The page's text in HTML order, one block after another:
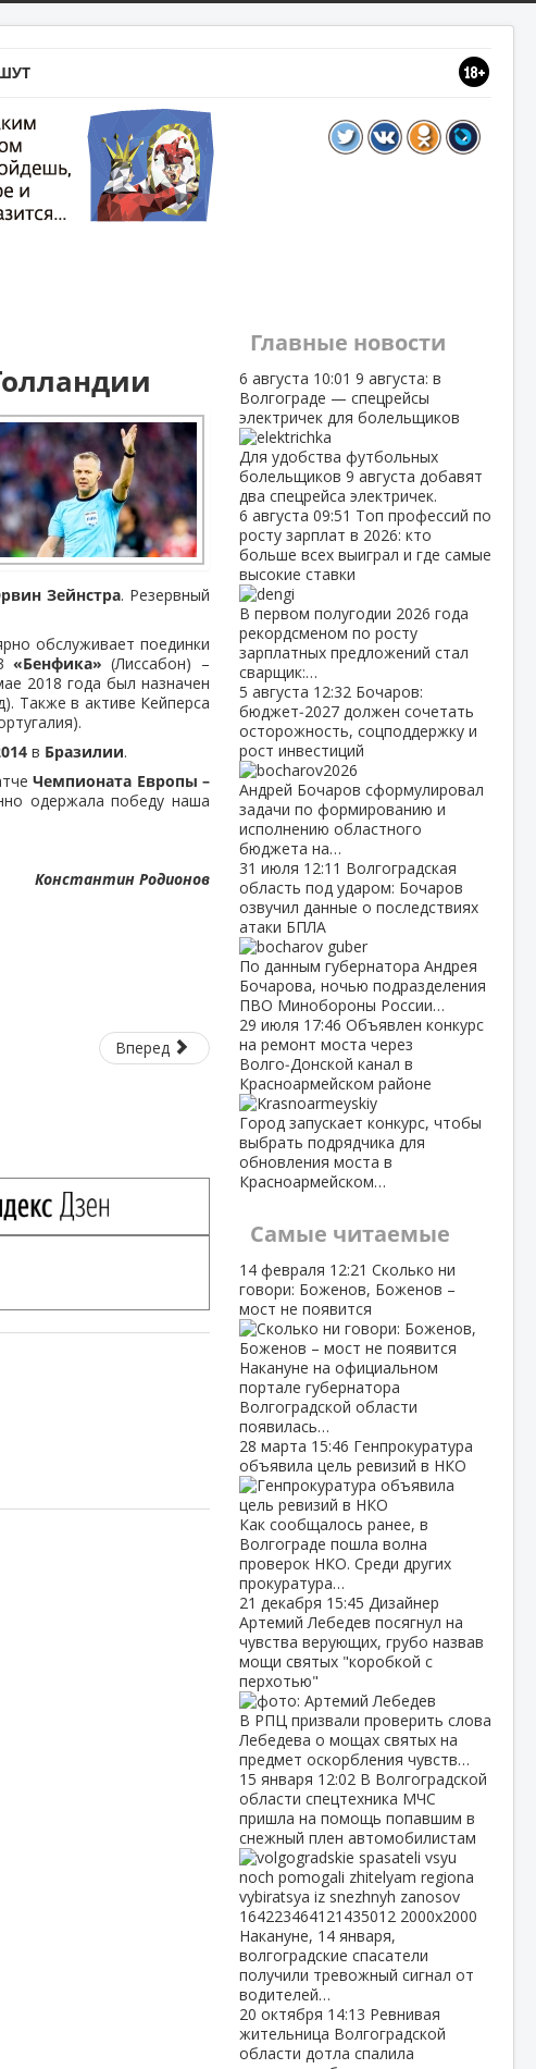
Зейнстра. Резервный
обслуживает поединки
«Бенфика» (Лиссабон) –
2018 года был назначен
Также в активе Кейперса
в Бразилии.
Чемпионата Европы –
одержала победу наша
Константин Родионов
Вперед
Главные новости
6 августа 10:01 9 августа: в
Волгограде — спецрейсы
электричек для болельщиков
Для удобства футбольных
болельщиков 9 августа добавят
два спецрейса электричек.
6 августа 09:51 Топ профессий по
росту зарплат в 2026: кто
больше всех выиграл и где самые
высокие ставки
В первом полугодии 2026 года
рекордсменом по росту
зарплатных предложений стал
сварщик:…
5 августа 12:32 Бочаров:
бюджет‑2027 должен сочетать
осторожность, соцподдержку и
рост инвестиций
Андрей Бочаров сформулировал
задачи по формированию и
исполнению областного
бюджета на…
31 июля 12:11 Волгоградская
область под ударом: Бочаров
озвучил данные о последствиях
атаки БПЛА
По данным губернатора Андрея
Бочарова, ночью подразделения
ПВО Минобороны России…
29 июля 17:46 Объявлен конкурс
на ремонт моста через
Волго‑Донской канал в
Красноармейском районе
Город запускает конкурс, чтобы
выбрать подрядчика для
обновления моста в
Красноармейском…
Самые читаемые
14 февраля 12:21 Сколько ни
говори: Боженов, Боженов –
мост не появится
Накануне на официальном
портале губернатора
Волгоградской области
появилась…
28 марта 15:46 Генпрокуратура
объявила цель ревизий в НКО
Как сообщалось ранее, в
Волгограде пошла волна
проверок НКО. Среди других
прокуратура…
21 декабря 15:45 Дизайнер
Артемий Лебедев посягнул на
чувства верующих, грубо назвав
мощи святых "коробкой с
перхотью"
В РПЦ призвали проверить слова
Лебедева о мощах святых на
предмет оскорбления чувств…
15 января 12:02 В Волгоградской
области спецтехника МЧС
пришла на помощь попавшим в
снежный плен автомобилистам
Накануне, 14 января,
волгоградские спасатели
получили тревожный сигнал от
водителей…
20 октября 14:13 Ревнивая
жительница Волгоградской
области дотла спалила